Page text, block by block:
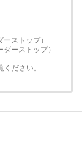
ストップ）
ーストップ）
ださい。